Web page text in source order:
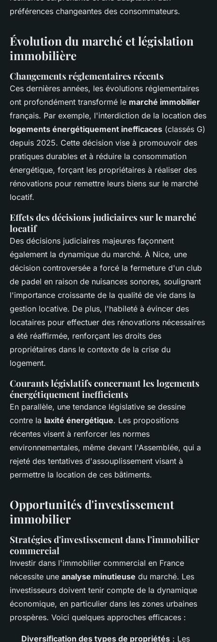
préférences changeantes des consommateurs.
Évolution du marché et législation
immobilière
Changements réglementaires récents
Ces dernières années, les évolutions réglementaires
ont profondément transformé le marché immobilier
français. Par exemple, l'interdiction de la location des
logements énergétiquement inefficaces (classés G)
depuis 2025. Cette décision vise à promouvoir des
pratiques durables et à réduire la consommation
énergétique, forçant les propriétaires à réaliser des
rénovations pour remettre leurs biens sur le marché
locatif.
Effets des décisions judiciaires sur le marché
locatif
Des décisions judiciaires majeures façonnent
également la dynamique du marché. À Nice, une
décision controversée a forcé la fermeture d'un club
de padel en raison de nuisances sonores, soulignant
l'importance croissante de la qualité de vie dans la
gestion locative. De plus, l'habileté à évincer des
locataires pour effectuer des rénovations nécessaires
a été réaffirmée, renforçant les droits des
propriétaires dans le contexte de la crise du
logement.
Courants législatifs concernant les logements
énergétiquement inefficients
En parallèle, une tendance législative se dessine
contre la laxité énergétique. Les propositions
récentes visent à renforcer les normes
environnementales, même devant l'Assemblée, qui a
rejeté des tentatives d'assouplissement visant à
permettre la location de ces bâtiments.
Opportunités d'investissement
immobilier
Stratégies d'investissement dans l'immobilier
commercial
Investir dans l'immobilier commercial en France
nécessite une analyse minutieuse du marché. Les
investisseurs doivent tenir compte de la dynamique
économique, en particulier dans les zones urbaines
prospères. Voici quelques approches efficaces :
Diversification des types de propriétés : Les